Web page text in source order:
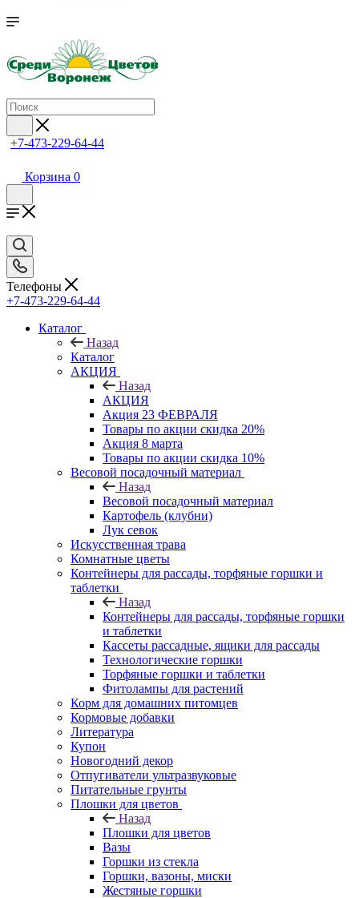
+7-473-229-64-44
Корзина 0
Телефоны
+7-473-229-64-44
Каталог
Назад
Каталог
АКЦИЯ
Назад
АКЦИЯ
Акция 23 ФЕВРАЛЯ
Товары по акции скидка 20%
Акция 8 марта
Товары по акции скидка 10%
Весовой посадочный материал
Назад
Весовой посадочный материал
Картофель (клубни)
Лук севок
Искусственная трава
Комнатные цветы
Контейнеры для рассады, торфяные горшки и
таблетки
Назад
Контейнеры для рассады, торфяные горшки
и таблетки
Кассеты рассадные, ящики для рассады
Технологические горшки
Торфяные горшки и таблетки
Фитолампы для растений
Корм для домашних питомцев
Кормовые добавки
Литература
Купон
Новогодний декор
Отпугиватели ультразвуковые
Питательные грунты
Плошки для цветов
Назад
Плошки для цветов
Вазы
Горшки из стекла
Горшки, вазоны, миски
Жестяные горшки